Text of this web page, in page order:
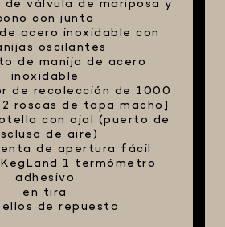
de válvula de mariposa y
con junta
acero inoxidable con
oscilantes
de manija de acero
inoxidable
de recolección de 1000
roscas de tapa macho]
con ojal (puerto de
de aire)
de apertura fácil
1 termómetro
adhesivo
en tira
de repuesto